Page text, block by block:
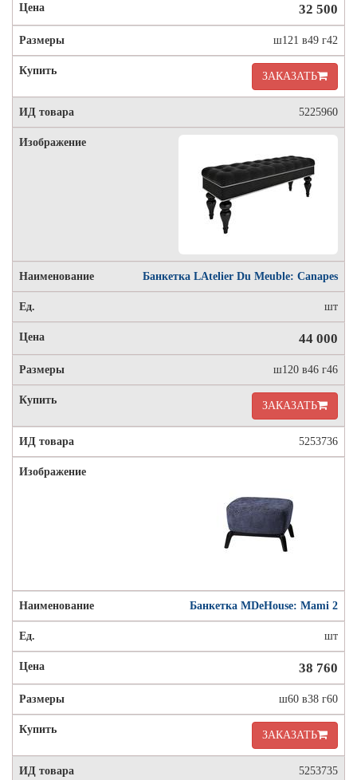
32 500
ш121 в49 г42
ЗАКАЗАТЬ
5225960
Банкетка LAtelier Du Meuble: Canapes
шт
44 000
ш120 в46 г46
ЗАКАЗАТЬ
5253736
Банкетка MDeHouse: Mami 2
шт
38 760
ш60 в38 г60
ЗАКАЗАТЬ
5253735